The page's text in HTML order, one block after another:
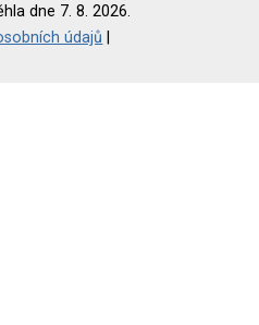
dne 7. 8. 2026.
údajů